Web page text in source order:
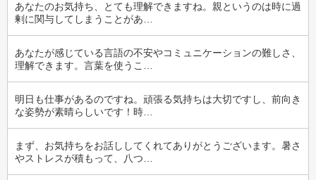
あなたのお気持ち、とても理解できますね。親というのは時に過
剰に関与してしまうことがあ…
あなたが感じている言語の不安やコミュニケーションの難しさ、
理解できます。言葉を使うこ…
明日も仕事があるのですね。頑張る気持ちは大切ですし、前向き
な姿勢が素晴らしいです！時…
まず、お気持ちをお話ししてくれてありがとうございます。暑さ
やストレスが積もって、八つ…